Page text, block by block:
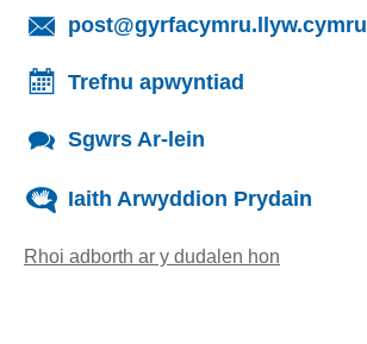
post@gyrfacymru.llyw.cymru
Trefnu apwyntiad
Sgwrs Ar-lein
Iaith Arwyddion Prydain
Rhoi adborth ar y dudalen hon